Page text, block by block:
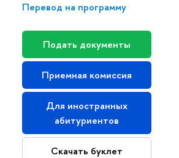
Перевод на программу
Подать документы
Приемная комиссия
Для иностранных
абитуриентов
Скачать буклет